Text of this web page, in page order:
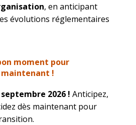
, en anticipant
évolutions réglementaires
moment pour
maintenant !
2026 ! Anticipez,
dès maintenant pour